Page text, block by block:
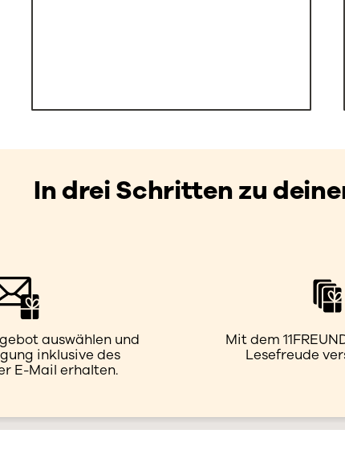
In drei Schritten zu
auswählen und
inklusive des
E-Mail erhalten.
Mit dem
Lesefreude